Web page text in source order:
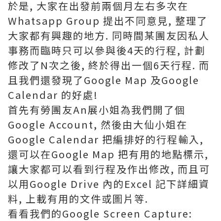
於是, 大家在出發前兩個月左右多次在
Whatsapp Group 提出不同意見, 整理了
大家都有興趣的地方. 同時間某團友因私人
事務而臨時只可以參與後4天的行程, 計劃
修改了N次之後, 終於得出一個6天行程. 而
且我們還發現了Google Map 及Google
Calendar 的好處!
首先有勞團友An展小姐為我們開了個
Google Account, 然後由大仙小姐在
Google Calendar 把編排好的行程輸入,
還可以在Google Map 把有用的地點標示,
讓大家都可以看到行程及作出修改, 而且可
以用Google Drive 內的Excel 記下詳細資
料, 上載有用的文件或圖片等.
看看我們的Google Screen Capture: